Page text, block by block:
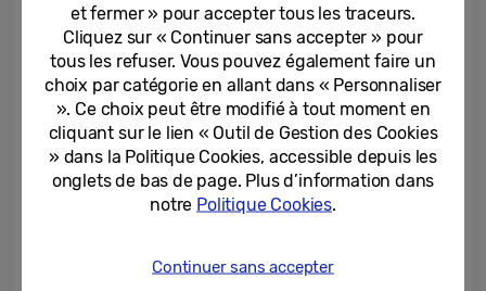
Vous êtes également les bienvenus à l’IFA
2025 de Berlin pour assister à notre
conférence de presse et découvrir notre
stand.
et fermer » pour accepter tous les traceurs.
Cliquez sur « Continuer sans accepter » pour
tous les refuser. Vous pouvez également faire un
choix par catégorie en allant dans « Personnaliser
». Ce choix peut être modifié à tout moment en
cliquant sur le lien « Outil de Gestion des Cookies
» dans la Politique Cookies, accessible depuis les
onglets de bas de page. Plus d’information dans
notre Politique Cookies.
Continuer sans accepter